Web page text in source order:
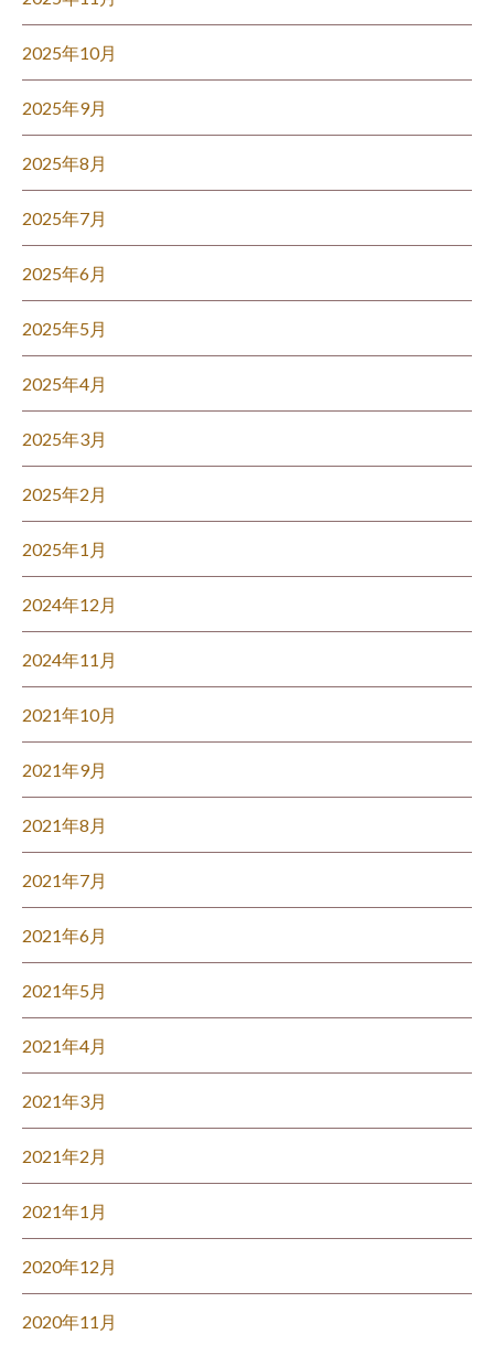
2025年10月
2025年9月
2025年8月
2025年7月
2025年6月
2025年5月
2025年4月
2025年3月
2025年2月
2025年1月
2024年12月
2024年11月
2021年10月
2021年9月
2021年8月
2021年7月
2021年6月
2021年5月
2021年4月
2021年3月
2021年2月
2021年1月
2020年12月
2020年11月